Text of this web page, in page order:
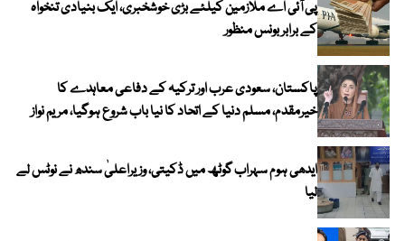
پی آئی اے ملازمین کیلئے بڑی خوشخبری، ایک بنیادی تنخواہ
کے برابر بونس منظور
پاکستان، سعودی عرب اور ترکیہ کے دفاعی معاہدے کا
خیرمقدم، مسلم دنیا کے اتحاد کا نیا باب شروع ہوگیا، مریم نواز
ایدھی ہوم سہراب گوٹھ میں ڈکیتی، وزیراعلیٰ سندھ نے نوٹس لے
لیا